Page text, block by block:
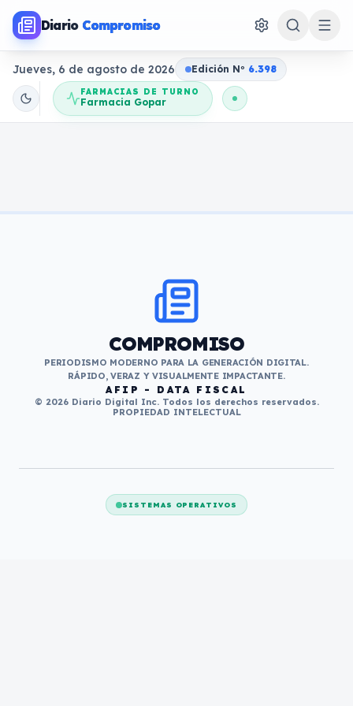
Diario Compromiso
Jueves, 6 de agosto de 2026 Edición No 6.398
FARMACIAS DE TURNO
Farmacia Gopar
COMPROMISO
PERIODISMO MODERNO PARA LA GENERACIÓN DIGITAL.
RÁPIDO, VERAZ Y VISUALMENTE IMPACTANTE.
AFIP - DATA FISCAL
© 2026 Diario Digital Inc. Todos los derechos reservados.
PROPIEDAD INTELECTUAL
SISTEMAS OPERATIVOS